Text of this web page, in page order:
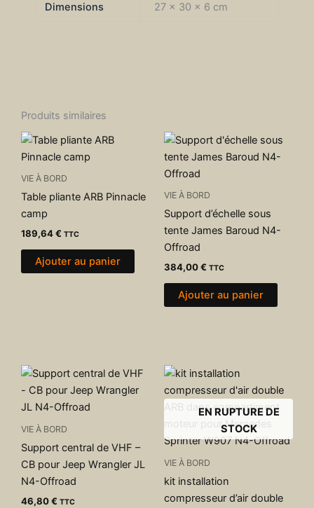
Dimensions 27 × 30 × 6 cm
Produits similaires
VIE À BORD
Table pliante ARB Pinnacle
camp
189,64€ TTC
Ajouter au panier
VIE À BORD
Support d’échelle sous
tente James Baroud N4-
Offroad
384,00€ TTC
Ajouter au panier
VIE À BORD
Support central de VHF –
CB pour Jeep Wrangler JL
N4-Offroad
46,80€ TTC
EN RUPTURE DE
STOCK
VIE À BORD
kit installation
compresseur d’air double